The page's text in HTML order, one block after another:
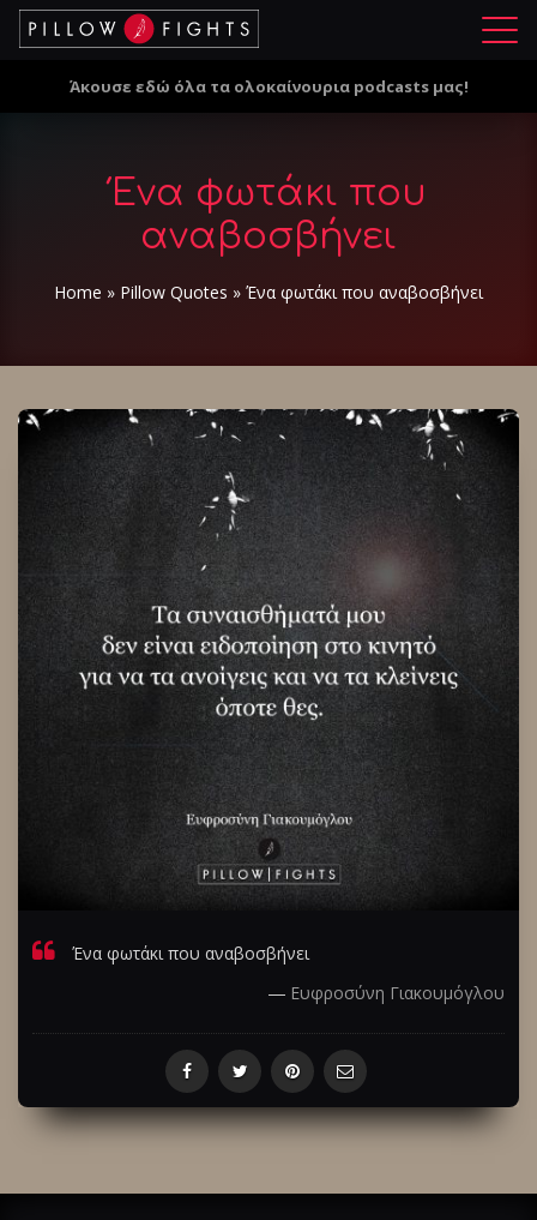
Μ
ο
Άκουσε εδώ όλα τα ολοκαίνουρια podcasts μας!
Ένα φωτάκι που
αναβοσβήνει
Home » Pillow Quotes » Ένα φωτάκι που αναβοσβήνει
Ένα φωτάκι που αναβοσβήνει
― Ευφροσύνη Γιακουμόγλου